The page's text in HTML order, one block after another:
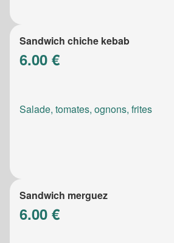
Sandwich chiche kebab
6.00 €
Salade, tomates, ognons, frites
Sandwich merguez
6.00 €